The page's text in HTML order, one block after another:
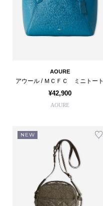
AOURE
アウール / ＭＣＦＣ ミニトート
¥42,900
AOURE
NEW